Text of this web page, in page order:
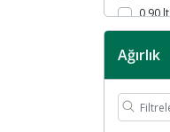
0,90 lt
Ağırlık